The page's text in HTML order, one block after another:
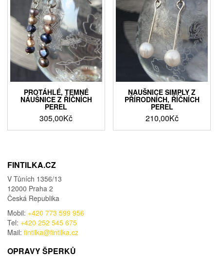
PROTÁHLÉ, TEMNÉ
NÁUŠNICE Z ŘÍČNÍCH
PEREL
305,00Kč
NAUŠNICE SIMPLY Z
PŘÍRODNÍCH, ŘÍČNÍCH
PEREL
210,00Kč
FINTILKA.CZ
V Tůních 1356/13
12000 Praha 2
Česká Republika
Mobil: +420 773 599 956
Tel: +420 252 545 675
Mail: fintilka@fintilka.cz
OPRAVY ŠPERKŮ